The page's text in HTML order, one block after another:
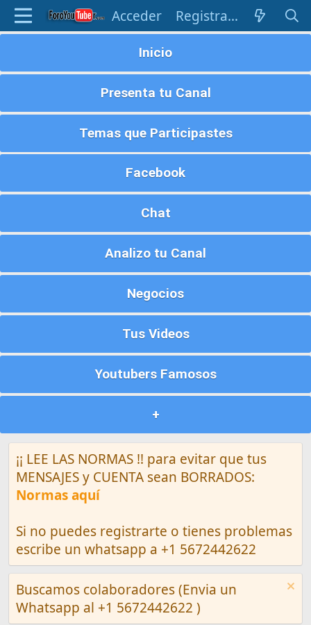
Acceder Registrarse
Inicio
Presenta tu Canal
Temas que Participastes
Facebook
Chat
Analizo tu Canal
Negocios
Tus Videos
Youtubers Famosos
+
¡¡ LEE LAS NORMAS !! para evitar que tus
MENSAJES y CUENTA sean BORRADOS:
Normas aquí
Si no puedes registrarte o tienes problemas
escribe un whatsapp a +1 5672442622
Buscamos colaboradores (Envia un
Whatsapp al +1 5672442622 )